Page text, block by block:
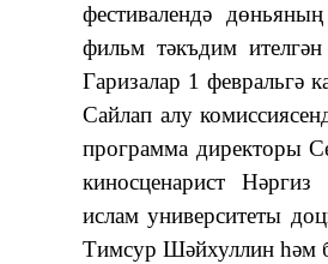
фестивалендә
фильм тәкъдим
Гаризалар 1 февральгә
Сайлап алу
программа директоры
киносценарист
ислам университеты
Тимсур Шәйхуллин һәм